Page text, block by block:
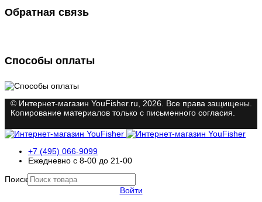
Обратная связь
Способы оплаты
© Интернет-магазин YouFisher.ru, 2026. Все права защищены.
Копирование материалов только с письменного согласия.
+7 (495) 066-9099
Ежедневно с 8-00 до 21-00
Поиск
Войти